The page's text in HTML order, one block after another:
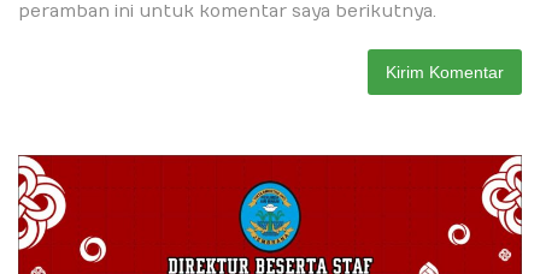
peramban ini untuk komentar saya berikutnya.